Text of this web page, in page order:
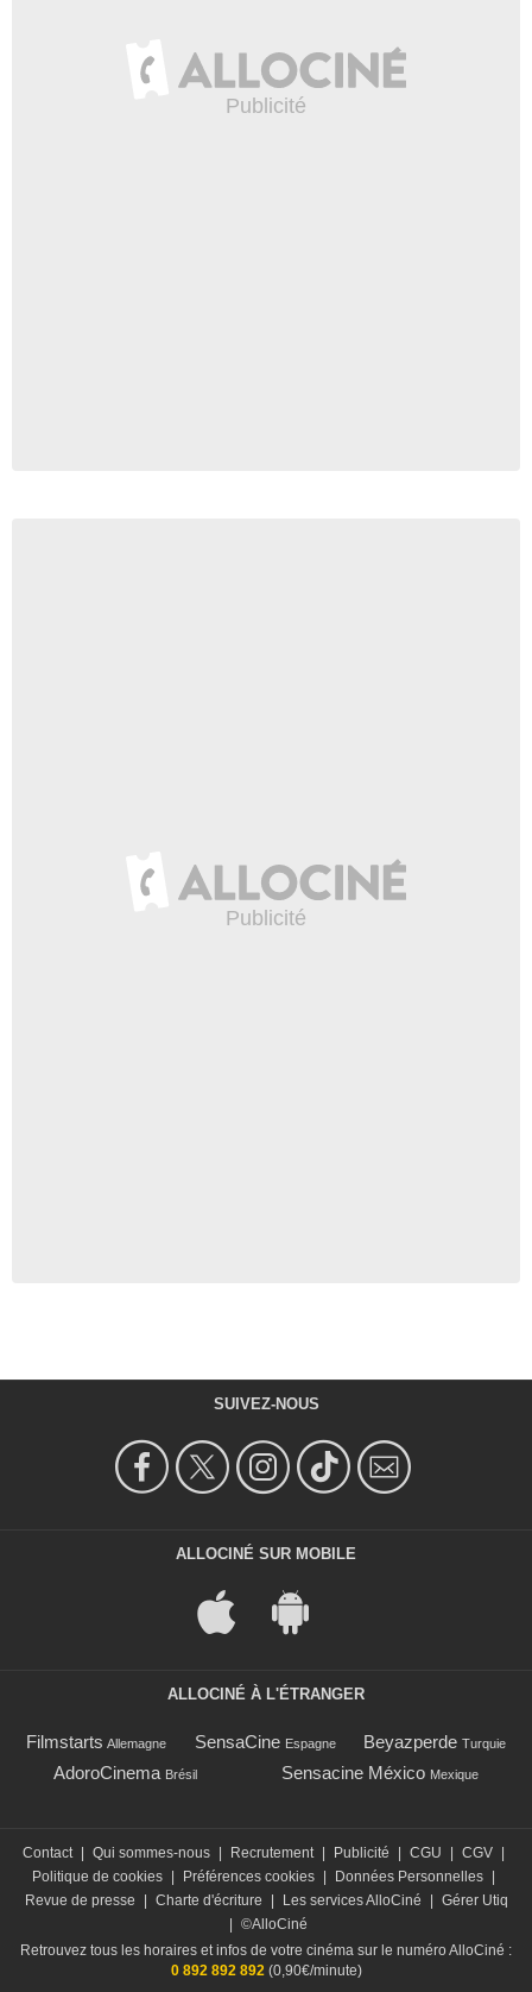
SUIVEZ-NOUS
ALLOCINÉ SUR MOBILE
ALLOCINÉ À L'ÉTRANGER
Filmstarts Allemagne SensaCine Espagne Beyazperde Turquie
AdoroCinema Brésil Sensacine México Mexique
Contact Qui sommes-nous Recrutement Publicité CGU CGV
Politique de cookies
Préférences cookies Données Personnelles
Revue de presse
Charte d'écriture Les services AlloCiné
Gérer Utiq
©AlloCiné
Retrouvez tous les horaires et infos de votre cinéma sur le numéro AlloCiné :
0 892 892 892(0,90€/minute)